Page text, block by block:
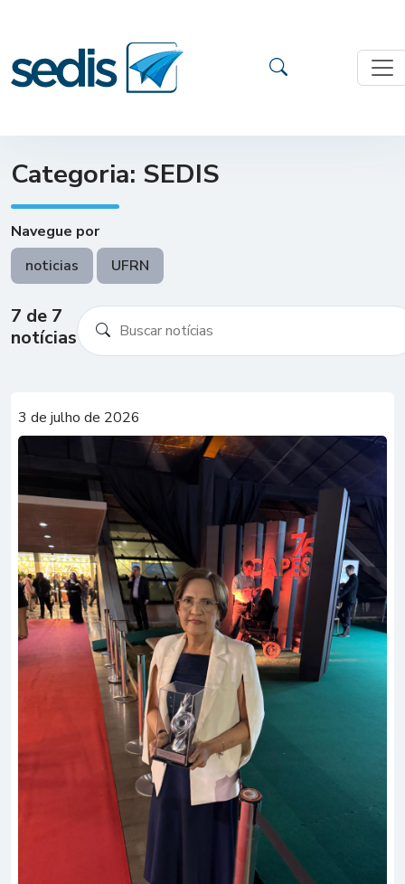
Categoria: SEDIS
Navegue por
noticias
UFRN
7 de 7
notícias
3 de julho de 2026